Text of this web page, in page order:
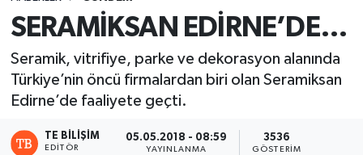
SERAMİKSAN EDİRNE’DE…
Seramik, vitrifiye, parke ve dekorasyon alanında
Türkiye’nin öncü firmalardan biri olan Seramiksan
Edirne’de faaliyete geçti.
TE BILIŞIM
EDITÖR
05.05.2018 - 08:59
YAYINLANMA
3536
GÖSTERIM
SAĞLIK
Son Dakika Haberleri